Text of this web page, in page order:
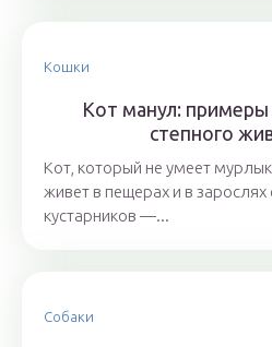
Кошки
Кот манул: примеры
степного
Кот, который не умеет
живет в пещерах и в зарослях
кустарников —...
Собаки